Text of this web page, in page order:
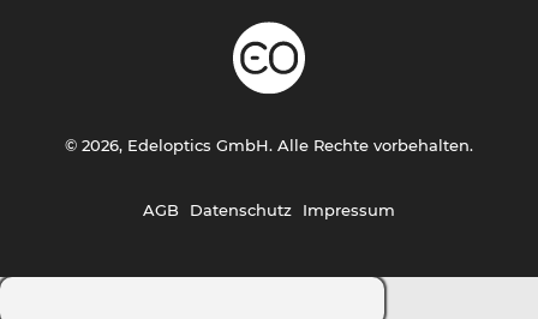
AGB Datenschutz Impressum
© 2026, Edeloptics GmbH. Alle Rechte vorbehalten.